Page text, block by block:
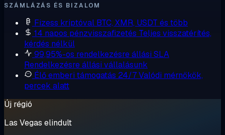
SZÁMLÁZÁS ÉS BIZALOM
Fizess kriptóval BTC, XMR, USDT és több
14 napos pénzvisszafizetés Teljes visszatérítés,
kérdés nélkül
99,95%-os rendelkezésre állási SLA
Rendelkezésre állási vállalásunk
Élő emberi támogatás 24/7Valódi mérnökök,
percek alatt
Új régió
Las Vegas elindult